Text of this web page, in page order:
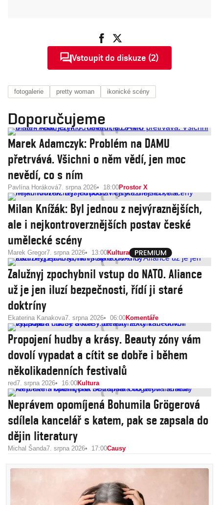
Vstoupit do diskuze (2)
fotogalerie pretty woman ikonické scény
Doporučujeme
Marek Adamczyk: Problém na DAMU
přetrvává. Všichni o něm vědí, jen moc
nevědí, co s ním
Pavlína Horáková7. srpna 2026 18:00Prostor X
Milan Knížák: Byl jednou z nejvýraznějších,
ale i nejkontroverznějších postav české
umělecké scény
Marek Gregor7. srpna 2026 13:00Kultura
Zalužnyj zpochybnil vstup do NATO. Aliance
už je jen iluzí bezpečnosti, řídí ji staré
doktríny
Ekaterina Kanakova7. srpna 2026 06:00Komentáře
Propojení hudby a krásy. Beauty zóny vám
dovolí vypadat a cítit se dobře i během
několikadenních festivalů
red7. srpna 2026 16:00Kultura
Neprávem opomíjená Bohumila Grögerová
sdílela kancelář s katem, pak se zapsala do
dějin literatury
Michal Šanda7. srpna 2026 17:00Causy